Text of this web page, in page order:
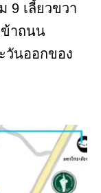
9 เลี้ยวขวา
ข้าถนน
วันออกของ